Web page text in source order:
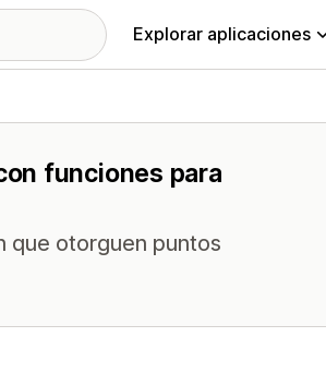
Explorar aplicaciones
funciones para
que otorguen puntos